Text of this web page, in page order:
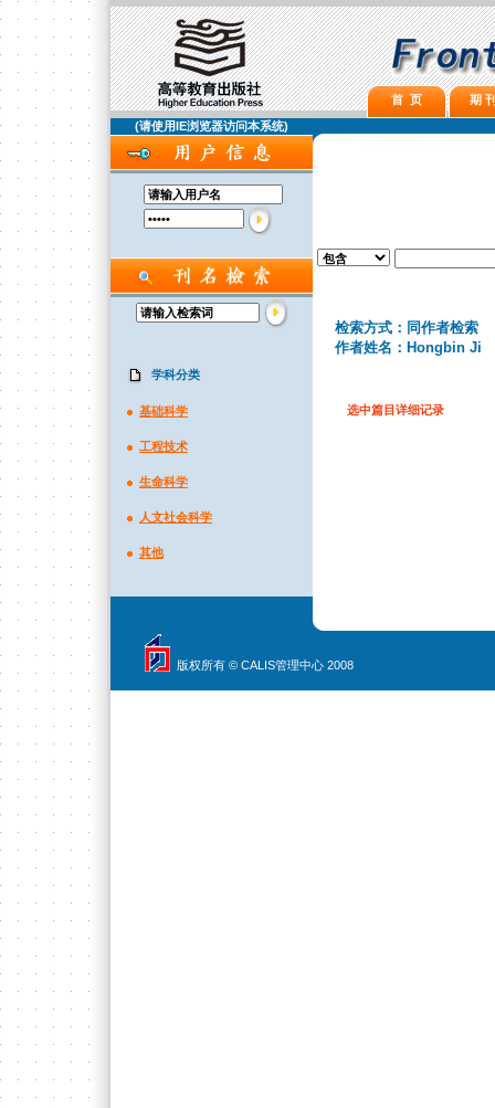
首 页 期
(请使用IE浏览器访问本系统)
学科分类
基础科学
工程技术
生命科学
人文社会科学
其他
检索方式：同作者检索
作者姓名：Hongbin Ji
选中篇目详细记录
版权所有 © CALIS管理中心 2008